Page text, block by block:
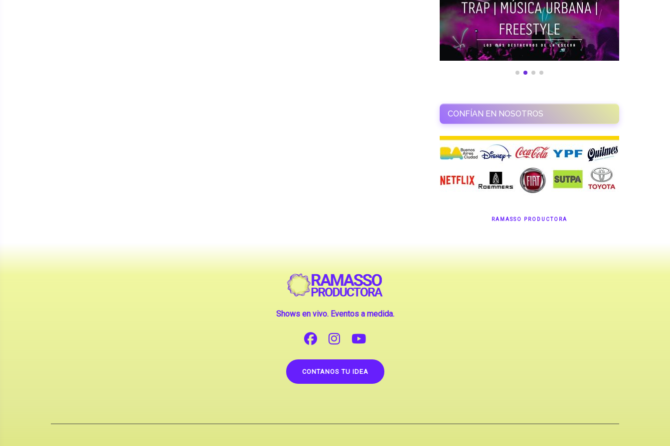
CONFÍAN EN NOSOTROS
RAMASSO PRODUCTORA
Shows en vivo. Eventos a medida.
CONTANOS TU IDEA